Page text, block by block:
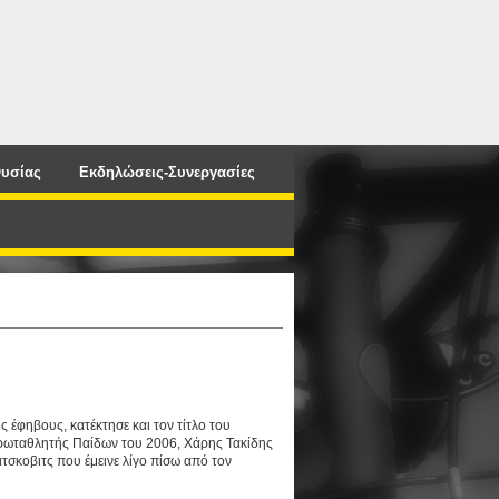
Εκδηλώσεις-Συνεργασίες
κατέκτησε και τον τίτλο του
Παίδων του 2006, Χάρης Τακίδης
που έμεινε λίγο πίσω από τον